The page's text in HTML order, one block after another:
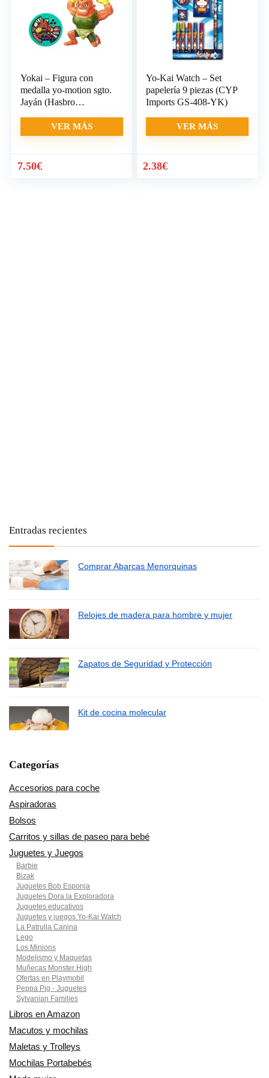
Yokai – Figura con
medalla yo-motion sgto.
Jayán (Hasbro
VER MÁS
7.50€
Yo-Kai Watch – Set
papelería 9 piezas (CYP
Imports GS-408-YK)
VER MÁS
2.38€
Entradas recientes
Comprar Abarcas Menorquinas
Relojes de madera para hombre y mujer
Zapatos de Seguridad y Protección
Kit de cocina molecular
Categorías
Accesorios para coche
Aspiradoras
Bolsos
Carritos y sillas de paseo para bebé
Juguetes y Juegos
Barbie
Bizak
Juguetes Bob Esponja
Juguetes Dora la Exploradora
Juguetes educativos
Juguetes y juegos Yo-Kai Watch
La Patrulla Canina
Lego
Los Minions
Modelismo y Maquetas
Muñecas Monster High
Ofertas en Playmobil
Peppa Pig - Juguetes
Sylvanian Families
Libros en Amazon
Macutos y mochilas
Maletas y Trolleys
Mochilas Portabebés